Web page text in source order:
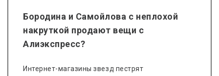
Бородина и Самойлова с неплохой
накруткой продают вещи с
Алиэкспресс?
Интернет-магазины звезд пестрят